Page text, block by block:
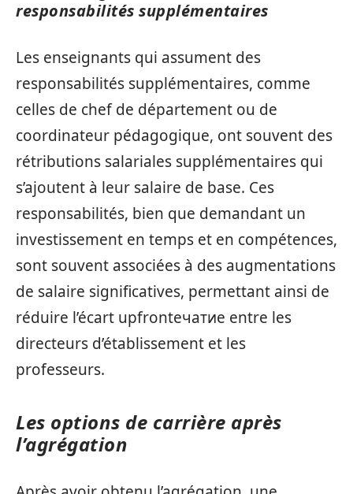
responsabilités supplémentaires
Les enseignants qui assument des
responsabilités supplémentaires, comme
celles de chef de département ou de
coordinateur pédagogique, ont souvent des
rétributions salariales supplémentaires qui
s’ajoutent à leur salaire de base. Ces
responsabilités, bien que demandant un
investissement en temps et en compétences,
sont souvent associées à des augmentations
de salaire significatives, permettant ainsi de
réduire l’écart upfrontечатие entre les
directeurs d’établissement et les
professeurs.
Les options de carrière après
l’agrégation